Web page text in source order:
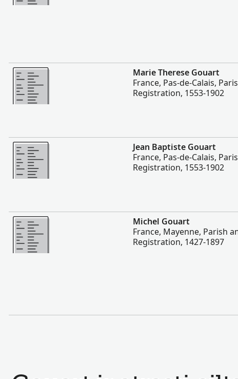
Vairāk
Marie Therese Gouart
France, Pas-de-Calais,
Registration, 1553-1902
Vairāk
Jean Baptiste Gouart
France, Pas-de-Calais,
Registration, 1553-1902
Vairāk
Michel Gouart
France, Mayenne, Parish
Registration, 1427-1897